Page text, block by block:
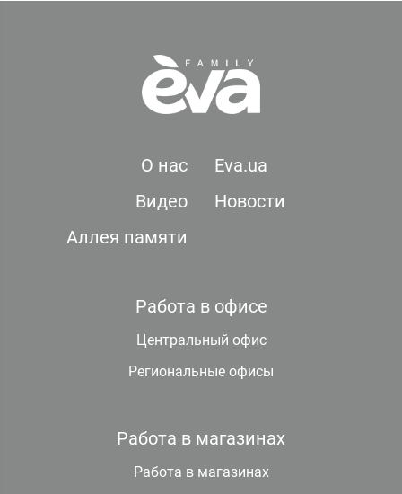
О нас
Eva.ua
Видео
Новости
Аллея памяти
Работа в офисе
Центральный офис
Региональные офисы
Работа в магазинах
Работа в магазинах